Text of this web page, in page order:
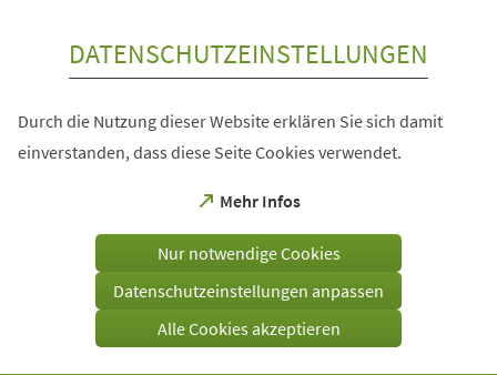
DATENSCHUTZEINSTELLUNGEN
Durch die Nutzung dieser Website erklären Sie sich damit
einverstanden, dass diese Seite Cookies verwendet.
Mehr Infos
(Öffnet
einem
Tab)
Nur notwendige Cookies
Datenschutzeinstellungen anpassen
Alle Cookies akzeptieren